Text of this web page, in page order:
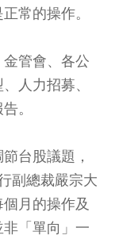
常的操作。
管會、各公
人力招募、
。
台股議題，
副總裁嚴宗大
月的操作及
「單向」一